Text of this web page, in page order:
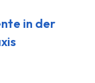
in der